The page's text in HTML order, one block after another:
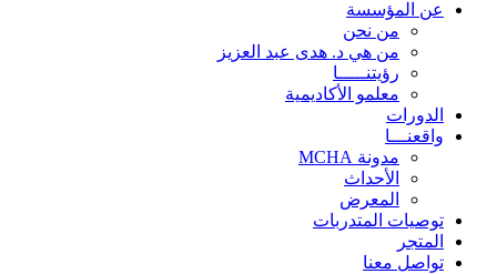
عن المؤسسة
من نحن
من هي د. هدى عبد العزيز
رؤيتنـــــا
معلمو الأكاديمية
الدورات
واقعنـــا
مدونة MCHA
الأحداث
المعرض
توصيات المتدربات
المتجر
تواصل معنا